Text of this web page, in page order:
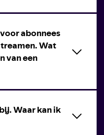
abonnees
Wat
van een
Waar kan ik